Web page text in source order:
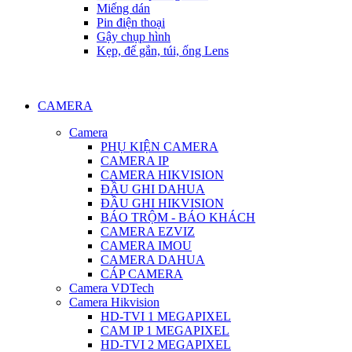
Miếng dán
Pin điện thoại
Gậy chụp hình
Kẹp, đế gắn, túi, ống Lens
CAMERA
Camera
PHỤ KIỆN CAMERA
CAMERA IP
CAMERA HIKVISION
ĐẦU GHI DAHUA
ĐẦU GHI HIKVISION
BÁO TRỘM - BÁO KHÁCH
CAMERA EZVIZ
CAMERA IMOU
CAMERA DAHUA
CÁP CAMERA
Camera VDTech
Camera Hikvision
HD-TVI 1 MEGAPIXEL
CAM IP 1 MEGAPIXEL
HD-TVI 2 MEGAPIXEL